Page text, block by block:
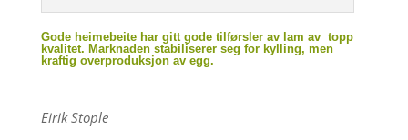
Gode heimebeite har gitt gode tilførsler av lam av topp
kvalitet. Marknaden stabiliserer seg for kylling, men
kraftig overproduksjon av egg.
Eirik Stople